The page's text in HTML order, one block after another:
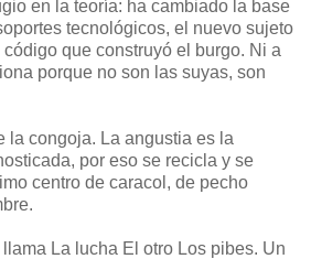
en la teoría: ha cambiado la base
tecnológicos, el nuevo sujeto
que construyó el burgo. Ni a
porque no son las suyas, son
la congoja. La angustia es la
por eso se recicla y se
centro de caracol, de pecho
La lucha El otro Los pibes. Un